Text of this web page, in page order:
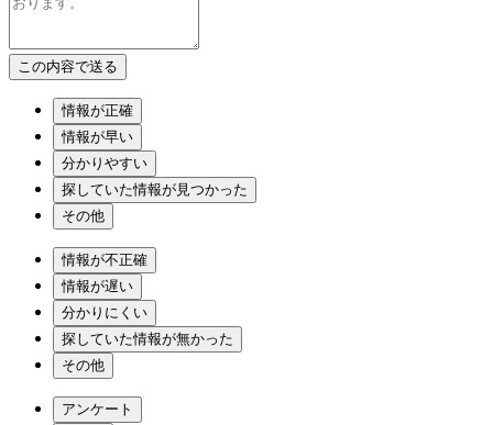
情報が正確
情報が早い
分かりやすい
探していた情報が見つかった
その他
情報が不正確
情報が遅い
分かりにくい
探していた情報が無かった
その他
アンケート